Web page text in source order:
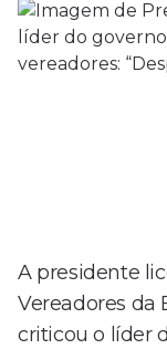
A presidente
Vereadores da
criticou o líder